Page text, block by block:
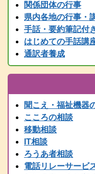
2025.07.12
情報センター主催行事等
2025.05.24
要約筆記者養成講座パソ
２日に延長しました
2025.04.03
2025年度要約筆記者養成
2025.03.21
2024（令和6）年度 全国
2025.03.15
令和７年度 手話通訳者
しました。
2024.03.01
2024（令和6）年度手話
関係団体の行事
県内各地の行事・
手話・要約筆記付
はじめての手話講
通訳者養成
聞こえ・福祉機器
こころの相談
移動相談
IT相談
ろうあ者相談
電話リレーサービ